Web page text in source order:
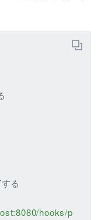
る
hooks/pre-tool-